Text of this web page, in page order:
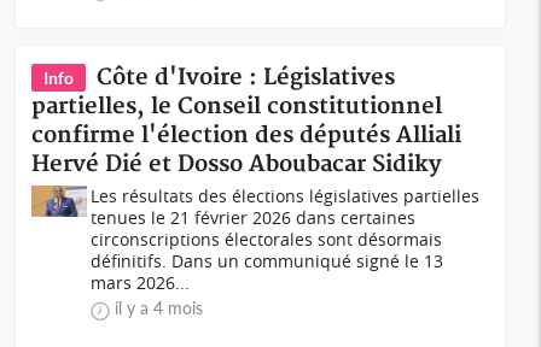
Info
Côte d'Ivoire : Législatives
partielles, le Conseil constitutionnel
confirme l'élection des députés Alliali
Hervé Dié et Dosso Aboubacar Sidiky
Les résultats des élections législatives partielles
tenues le 21 février 2026 dans certaines
circonscriptions électorales sont désormais
définitifs. Dans un communiqué signé le 13
mars 2026...
il y a 4 mois